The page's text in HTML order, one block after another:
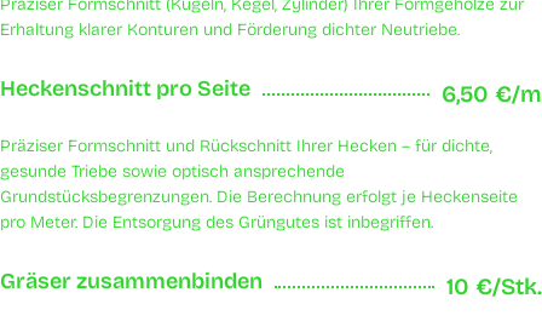
Präziser Formschnitt (Kugeln, Kegel, Zylinder) Ihrer Formgehölze zur
Erhaltung klarer Konturen und Förderung dichter Neutriebe.
Heckenschnitt pro Seite 6,50 €/m
Präziser Formschnitt und Rückschnitt Ihrer Hecken – für dichte,
gesunde Triebe sowie optisch ansprechende
Grundstücksbegrenzungen. Die Berechnung erfolgt je Heckenseite
pro Meter. Die Entsorgung des Grüngutes ist inbegriffen.
Gräser zusammenbinden 10 €/Stk.